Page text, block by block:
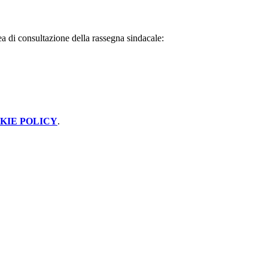
di consultazione della rassegna sindacale:
POLICY.